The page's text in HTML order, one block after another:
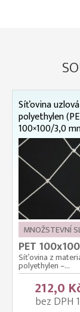
Síťovina
polyethylen
100×100/3,0
MNOŽSTEVNÍ
PET
Síťovina z
polyethylen –...
212,0
bez DPH